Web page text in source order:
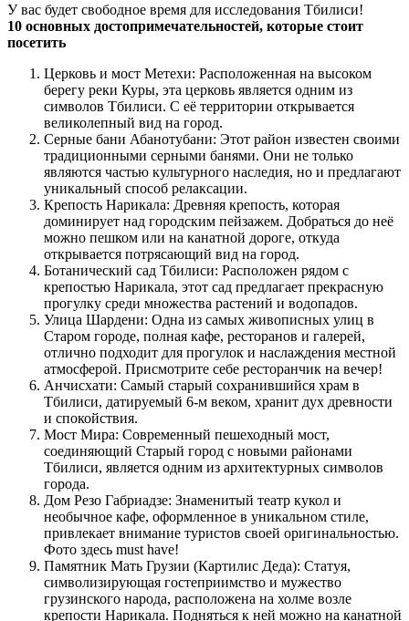
У вас будет свободное время для исследования Тбилиси!
10 основных достопримечательностей, которые стоит
посетить
Церковь и мост Метехи: Расположенная на высоком
берегу реки Куры, эта церковь является одним из
символов Тбилиси. С её территории открывается
великолепный вид на город.
Серные бани Абанотубани: Этот район известен своими
традиционными серными банями. Они не только
являются частью культурного наследия, но и предлагают
уникальный способ релаксации.
Крепость Нарикала: Древняя крепость, которая
доминирует над городским пейзажем. Добраться до неё
можно пешком или на канатной дороге, откуда
открывается потрясающий вид на город.
Ботанический сад Тбилиси: Расположен рядом с
крепостью Нарикала, этот сад предлагает прекрасную
прогулку среди множества растений и водопадов.
Улица Шардени: Одна из самых живописных улиц в
Старом городе, полная кафе, ресторанов и галерей,
отлично подходит для прогулок и наслаждения местной
атмосферой. Присмотрите себе ресторанчик на вечер!
Анчисхати: Самый старый сохранившийся храм в
Тбилиси, датируемый 6-м веком, хранит дух древности
и спокойствия.
Мост Мира: Современный пешеходный мост,
соединяющий Старый город с новыми районами
Тбилиси, является одним из архитектурных символов
города.
Дом Резо Габриадзе: Знаменитый театр кукол и
необычное кафе, оформленное в уникальном стиле,
привлекает внимание туристов своей оригинальностью.
Фото здесь must have!
Памятник Мать Грузии (Картилис Деда): Статуя,
символизирующая гостеприимство и мужество
грузинского народа, расположена на холме возле
крепости Нарикала. Подняться к ней можно на канатной